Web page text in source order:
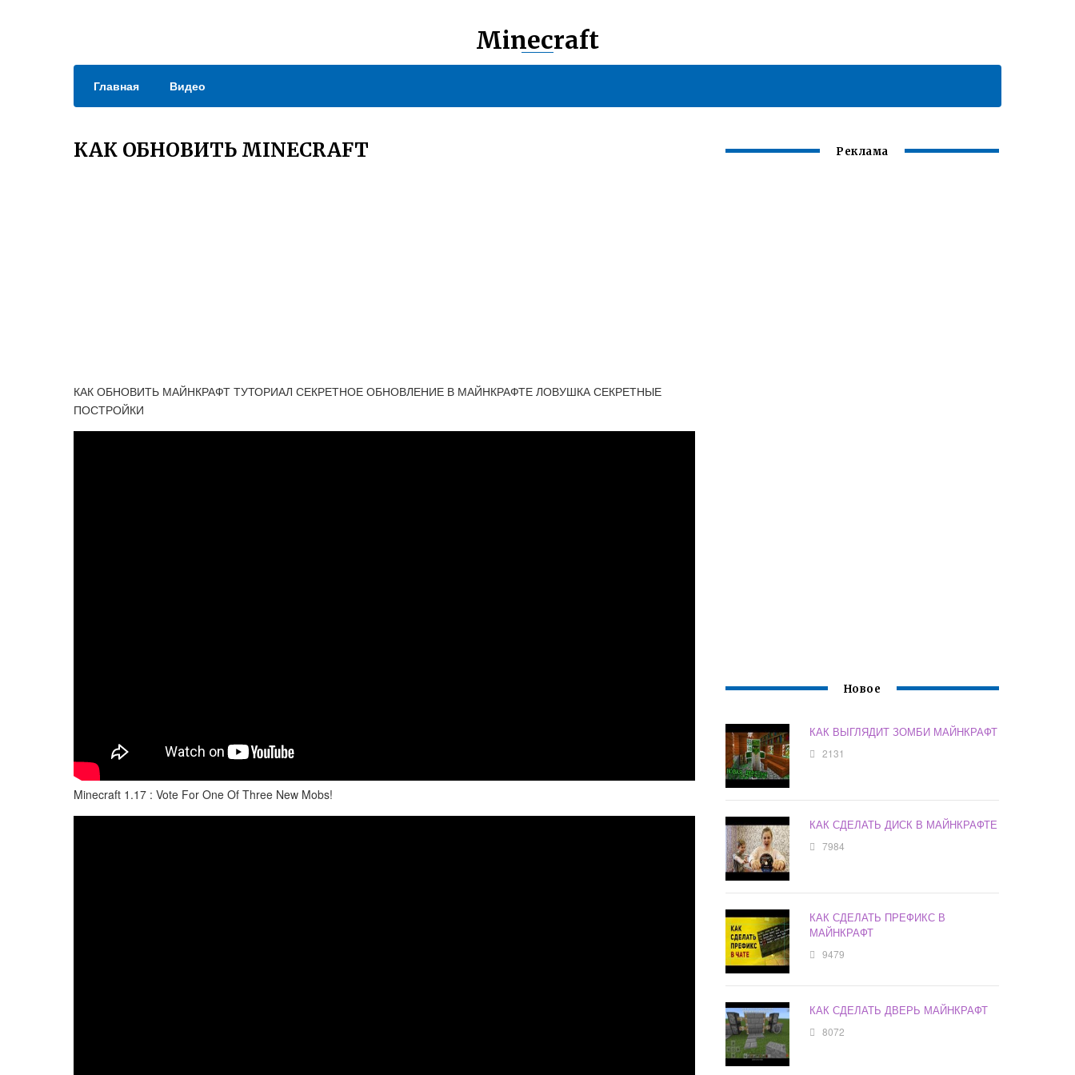
Minecraft
Главная Видео
КАК ОБНОВИТЬ MINECRAFT
КАК ОБНОВИТЬ МАЙНКРАФТ ТУТОРИАЛ СЕКРЕТНОЕ ОБНОВЛЕНИЕ В МАЙНКРАФТЕ ЛОВУШКА СЕКРЕТНЫЕ
ПОСТРОЙКИ
Minecraft 1.17 : Vote For One Of Three New Mobs!
Реклама
Новое
КАК ВЫГЛЯДИТ ЗОМБИ МАЙНКРАФТ
2131
КАК СДЕЛАТЬ ДИСК В МАЙНКРАФТЕ
7984
КАК СДЕЛАТЬ ПРЕФИКС В
МАЙНКРАФТ
9479
КАК СДЕЛАТЬ ДВЕРЬ МАЙНКРАФТ
8072